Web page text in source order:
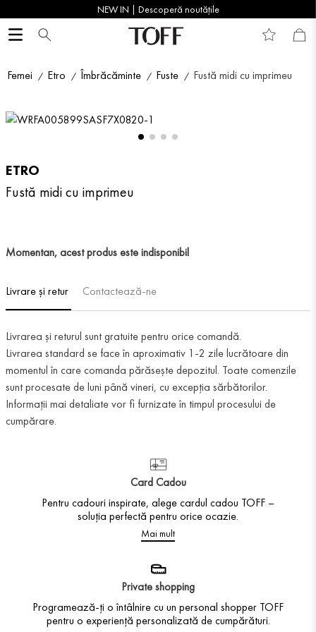
NEW IN | Descoperă noutățile
Femei Etro Îmbrăcăminte Fuste Fustă midi cu imprimeu
ETRO
Fustă midi cu imprimeu
Momentan, acest produs este indisponibil
Livrare și retur Contactează-ne
Livrarea și returul sunt gratuite pentru orice comandă.
Livrarea standard se face în aproximativ 1-2 zile lucrătoare din
momentul în care comanda părăsește depozitul. Toate comenzile
sunt procesate de luni până vineri, cu excepția sărbătorilor.
Informații mai detaliate vor fi furnizate în timpul procesului de
cumpărare.
Card Cadou
Pentru cadouri inspirate, alege cardul cadou TOFF –
soluția perfectă pentru orice ocazie.
Mai mult
Private shopping
Programează-ți o întâlnire cu un personal shopper TOFF
pentru o experiență personalizată de cumpărături.